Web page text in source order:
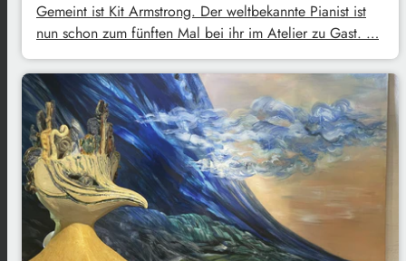
Gemeint ist Kit Armstrong. Der weltbekannte Pianist ist
nun schon zum fünften Mal bei ihr im Atelier zu Gast. …